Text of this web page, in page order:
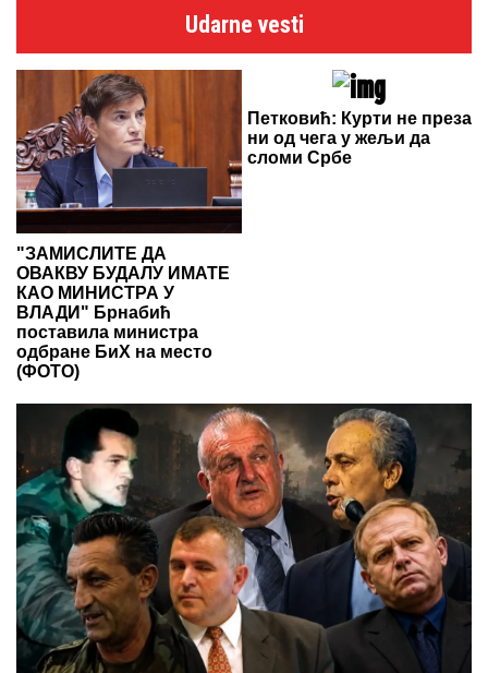
Udarne vesti
"ЗАМИСЛИТЕ ДА
ОВАКВУ БУДАЛУ ИМАТЕ
КАО МИНИСТРА У
ВЛАДИ" Брнабић
поставила министра
одбране БиХ на место
(ФОТО)
Петковић: Курти не преза
ни од чега у жељи да
сломи Србе